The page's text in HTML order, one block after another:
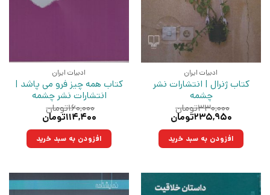
ادبیات ایران
کتاب ژنرال | انتشارات نشر
چشمه
۳۳۰,۰۰۰تومان
قیمت
۳۳۰,۰۰۰تومان
بود.
۲۳۵,۹۵۰تومان
۲۳۵,۹۵۰تومان.افزودن به سبد خرید
ادبیات ایران
کتاب همه چیز فرو می پاشد |
انتشارات نشر چشمه
۱۶۰,۰۰۰تومان
قیمت
۱۶۰,۰۰۰تومان
بود.
۱۱۴,۴۰۰تومان
۱۱۴,۴۰۰تومان.افزودن به سبد خرید